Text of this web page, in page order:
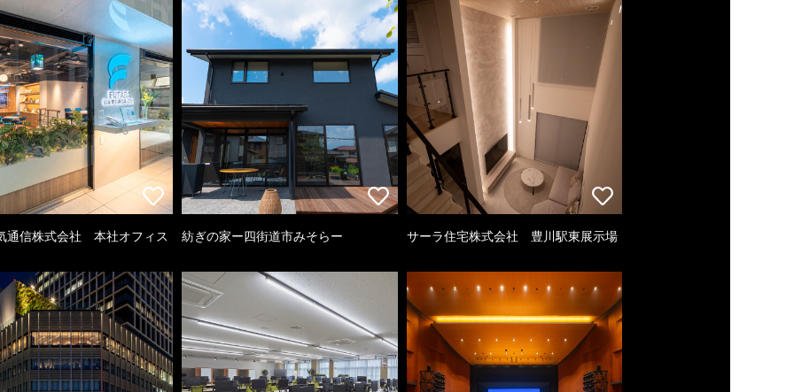
通信株式会社 本社オフィス 紡ぎの家ー四街道市みそらー サーラ住宅株式会社 豊川駅東展示場